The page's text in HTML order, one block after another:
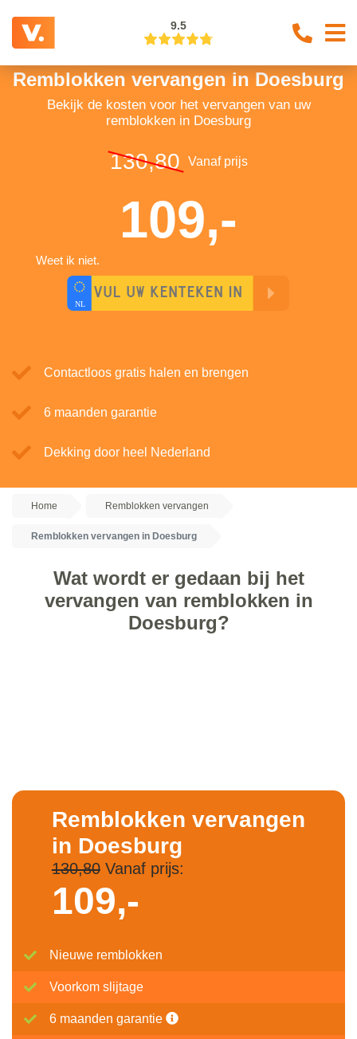
9.5
Remblokken vervangen in Doesburg
Bekijk de kosten voor het vervangen van uw
remblokken in Doesburg
130,80 Vanaf prijs
109,-
Weet ik niet.
Contactloos gratis halen en brengen
6 maanden garantie
Dekking door heel Nederland
Home Remblokken vervangen
Remblokken vervangen in Doesburg
Wat wordt er gedaan bij het
vervangen van remblokken in
Doesburg?
Remblokken vervangen
in Doesburg
130,80Vanaf prijs:
109,-
Nieuwe remblokken
Voorkom slijtage
6 maanden garantie